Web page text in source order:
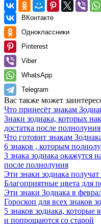
ВКонтакте
Одноклассники
Pinterest
Viber
WhatsApp
Telegram
Вас также может
Что принесёт знакам
Знаки зодиака, которых
достатка после
Что готовит знакам
6 знаков , которым
3 знака зодиака окажутся
после полнолуния
Эти знаки зодиака
Благоприятные цвета для
Эти знаки Зодиака в
Гороскоп для всех знаков
5 знаков зодиака, которые
и попрощаются со старой